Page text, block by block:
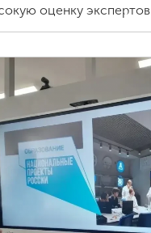
оценку экспертов